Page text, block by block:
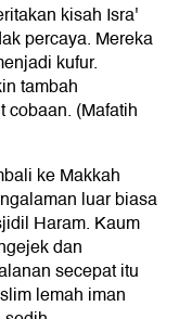
kisah Isra'
percaya. Mereka
kufur.
tambah
cobaan. (Mafatih
ke Makkah
luar biasa
Haram. Kaum
dan
secepat itu
lemah iman